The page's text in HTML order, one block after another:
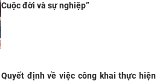
Cuộc đời và sự nghiệp”
Quyết định về việc công khai thực hiện